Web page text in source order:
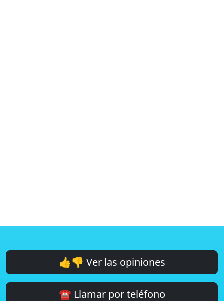
👍👎 Ver las opiniones
☎️ Llamar por teléfono